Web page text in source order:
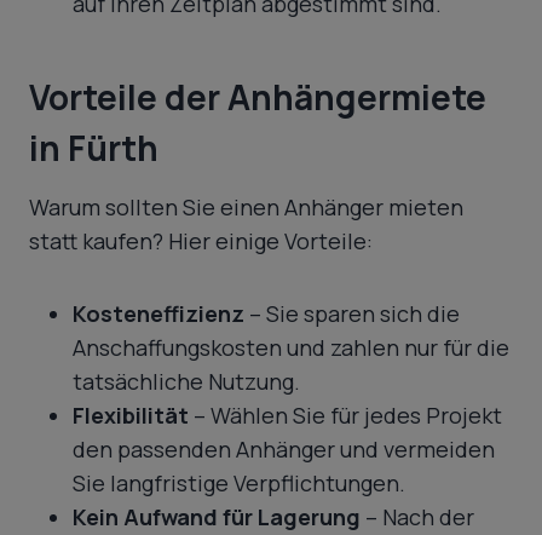
Vorteile der Anhängermiete
in Fürth
Warum sollten Sie einen Anhänger mieten
statt kaufen? Hier einige Vorteile:
Kosteneffizienz – Sie sparen sich die
Anschaffungskosten und zahlen nur für die
tatsächliche Nutzung.
Flexibilität – Wählen Sie für jedes Projekt
den passenden Anhänger und vermeiden
Sie langfristige Verpflichtungen.
Kein Aufwand für Lagerung – Nach der